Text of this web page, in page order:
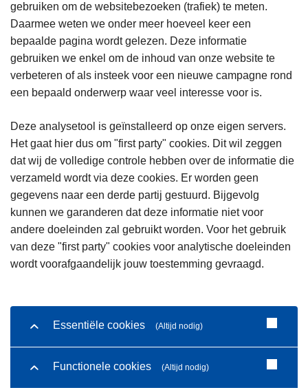
gebruiken om de websitebezoeken (trafiek) te meten.
Daarmee weten we onder meer hoeveel keer een
bepaalde pagina wordt gelezen. Deze informatie
gebruiken we enkel om de inhoud van onze website te
verbeteren of als insteek voor een nieuwe campagne rond
een bepaald onderwerp waar veel interesse voor is.
Deze analysetool is geïnstalleerd op onze eigen servers.
Het gaat hier dus om "first party" cookies. Dit wil zeggen
dat wij de volledige controle hebben over de informatie die
verzameld wordt via deze cookies. Er worden geen
gegevens naar een derde partij gestuurd. Bijgevolg
kunnen we garanderen dat deze informatie niet voor
andere doeleinden zal gebruikt worden. Voor het gebruik
van deze "first party" cookies voor analytische doeleinden
wordt voorafgaandelijk jouw toestemming gevraagd.
Essentiële cookies (Altijd nodig)
Functionele cookies (Altijd nodig)